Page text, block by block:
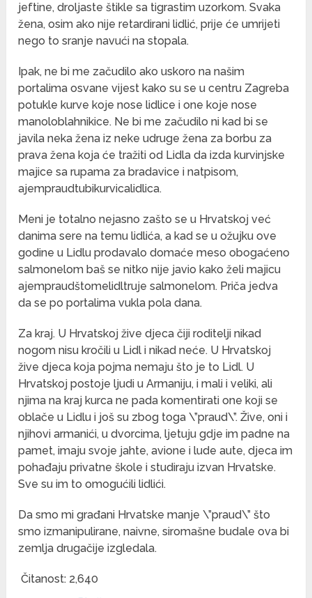
jeftine, droljaste štikle sa tigrastim uzorkom. Svaka
žena, osim ako nije retardirani lidlić, prije će umrijeti
nego to sranje navući na stopala.
Ipak, ne bi me začudilo ako uskoro na našim
portalima osvane vijest kako su se u centru Zagreba
potukle kurve koje nose lidlice i one koje nose
manoloblahnikice. Ne bi me začudilo ni kad bi se
javila neka žena iz neke udruge žena za borbu za
prava žena koja će tražiti od Lidla da izda kurvinjske
majice sa rupama za bradavice i natpisom,
ajempraudtubikurvicalidlica.
Meni je totalno nejasno zašto se u Hrvatskoj već
danima sere na temu lidlića, a kad se u ožujku ove
godine u Lidlu prodavalo domaće meso obogaćeno
salmonelom baš se nitko nije javio kako želi majicu
ajempraudštomelidltruje salmonelom. Priča jedva
da se po portalima vukla pola dana.
Za kraj. U Hrvatskoj žive djeca čiji roditelji nikad
nogom nisu kročili u Lidl i nikad neće. U Hrvatskoj
žive djeca koja pojma nemaju što je to Lidl. U
Hrvatskoj postoje ljudi u Armaniju, i mali i veliki, ali
njima na kraj kurca ne pada komentirati one koji se
oblače u Lidlu i još su zbog toga \”praud\”. Žive, oni i
njihovi armanići, u dvorcima, ljetuju gdje im padne na
pamet, imaju svoje jahte, avione i lude aute, djeca im
pohađaju privatne škole i studiraju izvan Hrvatske.
Sve su im to omogućili lidlići.
Da smo mi građani Hrvatske manje \”praud\” što
smo izmanipulirane, naivne, siromašne budale ova bi
zemlja drugačije izgledala.
Čitanost: 2,640